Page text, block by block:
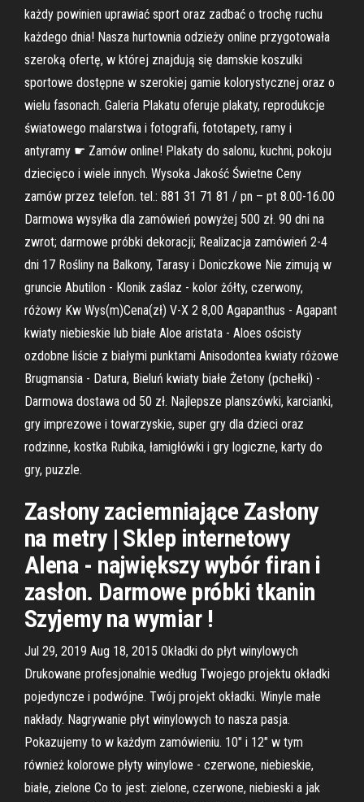
każdy powinien uprawiać sport oraz zadbać o trochę ruchu
każdego dnia! Nasza hurtownia odzieży online przygotowała
szeroką ofertę, w której znajdują się damskie koszulki
sportowe dostępne w szerokiej gamie kolorystycznej oraz o
wielu fasonach. Galeria Plakatu oferuje plakaty, reprodukcje
światowego malarstwa i fotografii, fototapety, ramy i
antyramy ☛ Zamów online! Plakaty do salonu, kuchni, pokoju
dziecięco i wiele innych. Wysoka Jakość Świetne Ceny
zamów przez telefon. tel.: 881 31 71 81 / pn – pt 8.00-16.00
Darmowa wysyłka dla zamówień powyżej 500 zł. 90 dni na
zwrot; darmowe próbki dekoracji; Realizacja zamówień 2-4
dni 17 Rośliny na Balkony, Tarasy i Doniczkowe Nie zimują w
gruncie Abutilon - Klonik zaślaz - kolor żółty, czerwony,
różowy Kw Wys(m)Cena(zł) V-X 2 8,00 Agapanthus - Agapant
kwiaty niebieskie lub białe Aloe aristata - Aloes ościsty
ozdobne liście z białymi punktami Anisodontea kwiaty różowe
Brugmansia - Datura, Bieluń kwiaty białe Żetony (pchełki) -
Darmowa dostawa od 50 zł. Najlepsze planszówki, karcianki,
gry imprezowe i towarzyskie, super gry dla dzieci oraz
rodzinne, kostka Rubika, łamigłówki i gry logiczne, karty do
gry, puzzle.
Zasłony zaciemniające Zasłony
na metry | Sklep internetowy
Alena - największy wybór firan i
zasłon. Darmowe próbki tkanin ️
Szyjemy na wymiar !
Jul 29, 2019 Aug 18, 2015 Okładki do płyt winylowych
Drukowane profesjonalnie według Twojego projektu okładki
pojedyncze i podwójne. Twój projekt okładki. Winyle małe
nakłady. Nagrywanie płyt winylowych to nasza pasja.
Pokazujemy to w każdym zamówieniu. 10" i 12" w tym
również kolorowe płyty winylowe - czerwone, niebieskie,
białe, zielone Co to jest: zielone, czerwone, niebieski a jak